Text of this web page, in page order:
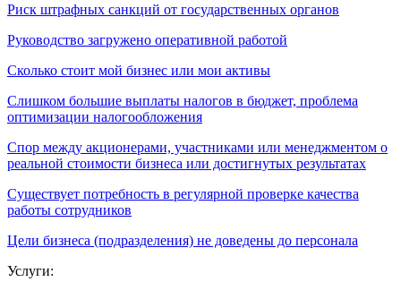
Риск штрафных санкций от государственных органов
Руководство загружено оперативной работой
Сколько стоит мой бизнес или мои активы
Слишком большие выплаты налогов в бюджет, проблема
оптимизации налогообложения
Спор между акционерами, участниками или менеджментом о
реальной стоимости бизнеса или достигнутых результатах
Существует потребность в регулярной проверке качества
работы сотрудников
Цели бизнеса (подразделения) не доведены до персонала
Услуги: